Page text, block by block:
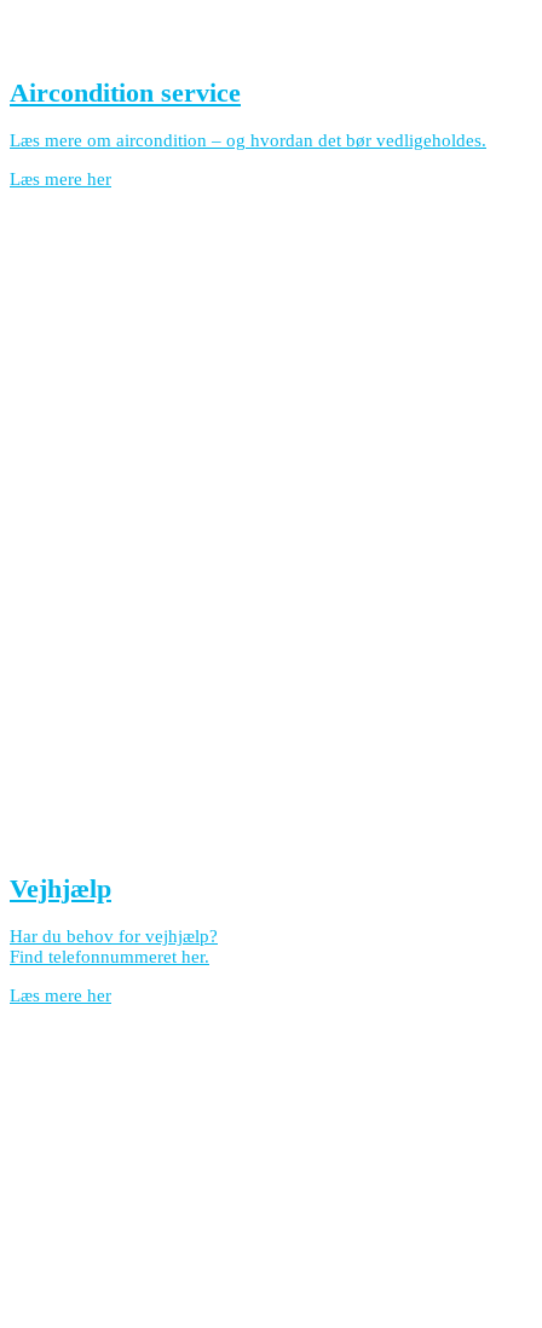
Aircondition service
Læs mere om aircondition – og hvordan det bør vedligeholdes.
Læs mere her
Vejhjælp
Har du behov for vejhjælp?
Find telefonnummeret her.
Læs mere her